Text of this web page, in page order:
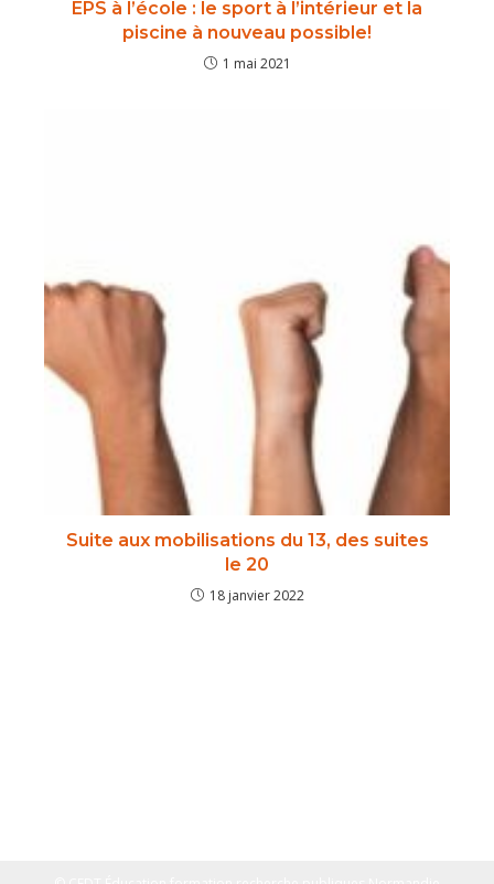
EPS à l’école : le sport à l’intérieur et la
piscine à nouveau possible!
1 mai 2021
Suite aux mobilisations du 13, des suites
le 20
18 janvier 2022